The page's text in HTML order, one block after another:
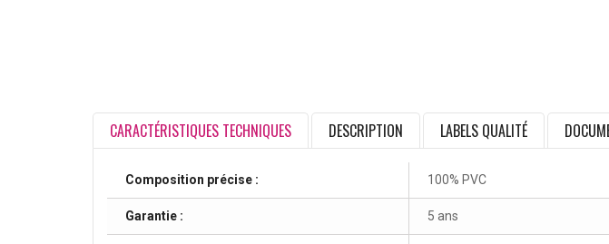
CARACTÉRISTIQUES TECHNIQUES DESCRIPTION LABELS QUALITÉ
Composition précise : 100% PVC
Garantie : 5 ans